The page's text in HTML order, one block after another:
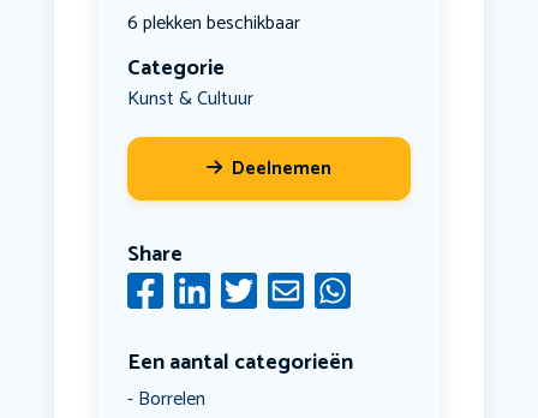
6 plekken beschikbaar
Categorie
Kunst & Cultuur
Deelnemen
Share
Een aantal categorieën
Borrelen